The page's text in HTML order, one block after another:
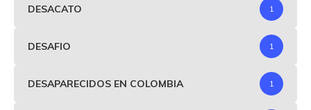
DESACATO 1
DESAFIO 1
DESAPARECIDOS EN COLOMBIA 1